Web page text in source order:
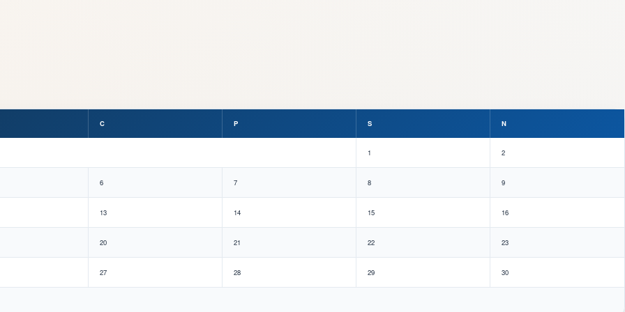
C P S N
1 2
6 7 8 9
13 14 15 16
20 21 22 23
27 28 29 30